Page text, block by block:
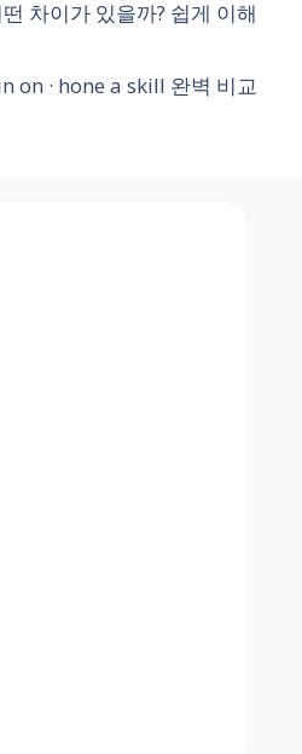
차이가 있을까? 쉽게 이해
on · hone a skill 완벽 비교